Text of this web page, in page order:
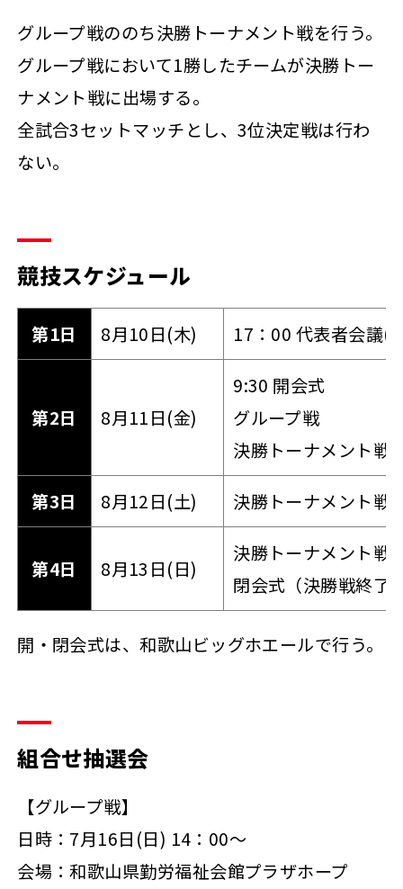
グループ戦ののち決勝トーナメント戦を行う。
グループ戦において1勝したチームが決勝トー
ナメント戦に出場する。
全試合3セットマッチとし、3位決定戦は行わ
ない。
競技スケジュール
第1日 8月10日(木) 17：00 代表者会議(
第2日 8月11日(金)
9:30 開会式
グループ戦
決勝トーナメント戦
第3日 8月12日(土) 決勝トーナメント戦
第4日 8月13日(日)
決勝トーナメント戦
閉会式（決勝戦終了
開・閉会式は、和歌山ビッグホエールで行う。
組合せ抽選会
【グループ戦】
日時：7月16日(日) 14：00～
会場：和歌山県勤労福祉会館プラザホープ